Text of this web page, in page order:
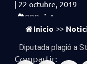
| 22 octubre, 2019
888 vistas
Inicio >>
Diputada plagió a
Compartir: